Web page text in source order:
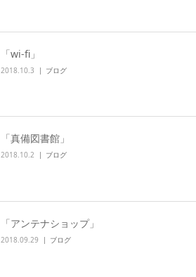
「wi-fi」
2018.10.3 ブログ
「真備図書館」
2018.10.2 ブログ
「アンテナショップ」
2018.09.29 ブログ